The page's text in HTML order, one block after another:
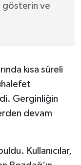
gösterin ve
kısa süreli
Gerginliğin
devam
Kullanıcılar,